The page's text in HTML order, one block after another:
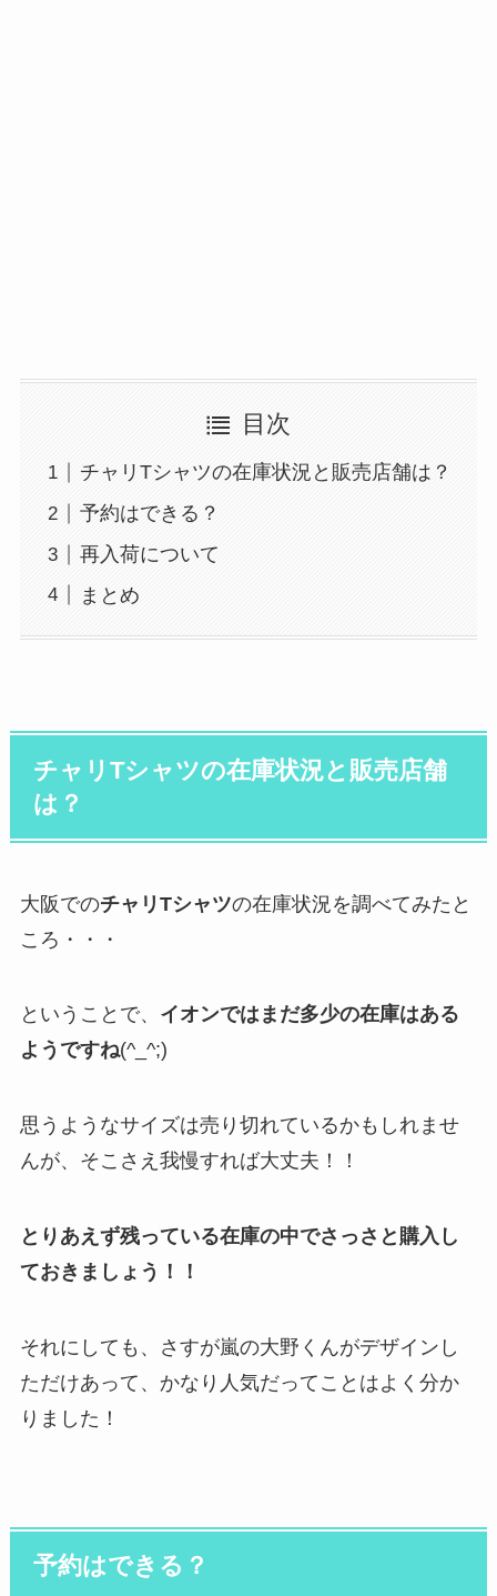
目次
チャリTシャツの在庫状況と販売店舗は？
予約はできる？
再入荷について
まとめ
チャリTシャツの在庫状況と販売店舗
は？
大阪でのチャリTシャツの在庫状況を調べてみたと
ころ・・・
ということで、 イオンではまだ多少の在庫はある
ようですね(^_^;)
思うようなサイズは売り切れているかもしれませ
んが、そこさえ我慢すれば大丈夫！！
とりあえず残っている在庫の中でさっさと購入し
ておきましょう！！
それにしても、さすが嵐の大野くんがデザインし
ただけあって、かなり人気だってことはよく分か
りました！
予約はできる？